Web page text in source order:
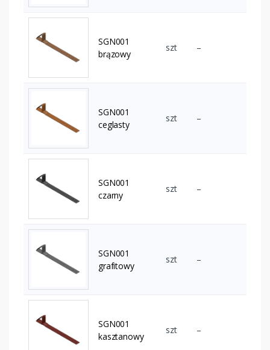
SGN001
brązowy
szt –
SGN001
ceglasty
szt –
SGN001
czarny
szt –
SGN001
grafitowy
szt –
SGN001
kasztanowy
szt –